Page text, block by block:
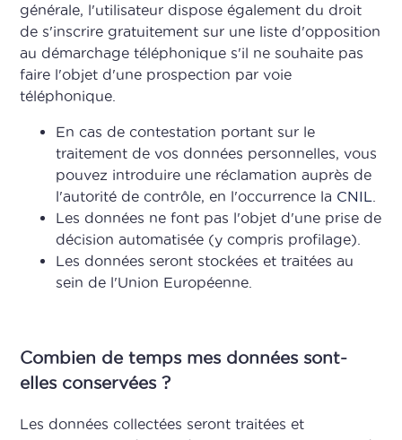
générale, l'utilisateur dispose également du droit
de s'inscrire gratuitement sur une liste d'opposition
au démarchage téléphonique s'il ne souhaite pas
faire l'objet d'une prospection par voie
téléphonique.
En cas de contestation portant sur le
traitement de vos données personnelles, vous
pouvez introduire une réclamation auprès de
l'autorité de contrôle, en l'occurrence la CNIL
Les données ne font pas l'objet d'une prise de
décision automatisée (y compris profilage).
Les données seront stockées et traitées au
sein de l'Union Européenne.
Combien de temps mes données sont-
elles conservées ?
Les données collectées seront traitées et